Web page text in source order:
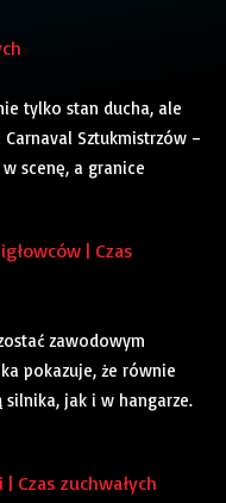
tylko stan ducha, ale
Sztukmistrzów –
scenę, a granice
| Czas
zawodowym
pokazuje, że równie
silnika, jak i w hangarze.
Czas zuchwałych